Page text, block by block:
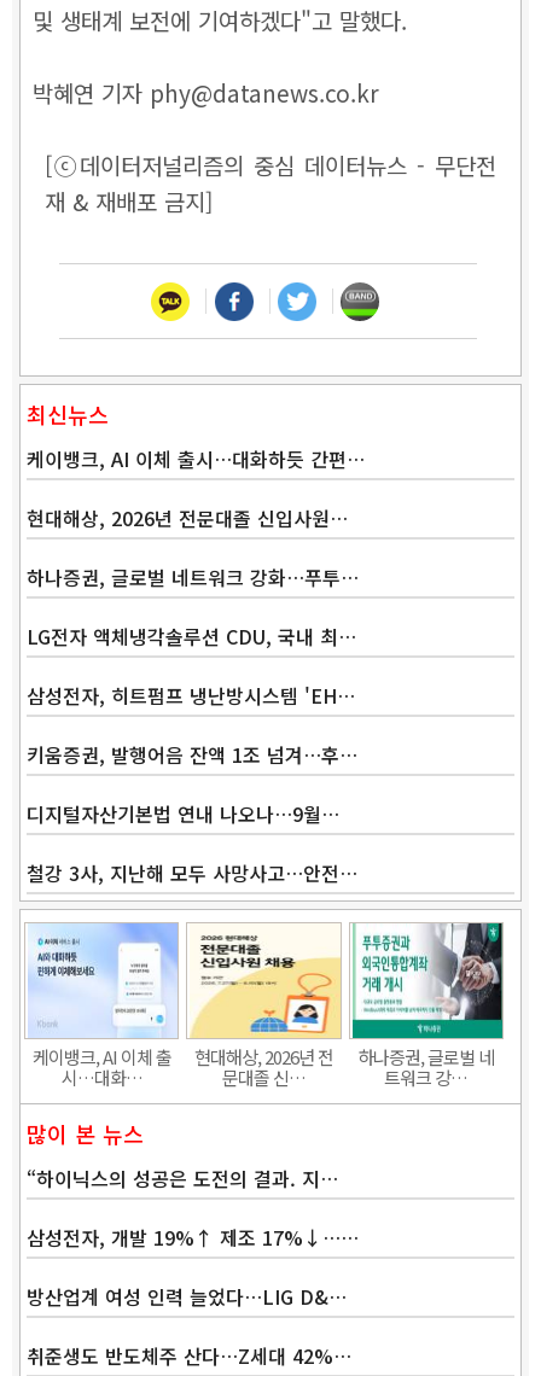
및 생태계 보전에 기여하겠다"고 말했다.
박혜연 기자 phy@datanews.co.kr
[ⓒ데이터저널리즘의 중심 데이터뉴스 - 무단전
재 & 재배포 금지]
최신뉴스
케이뱅크, AI 이체 출시…대화하듯 간편…
현대해상, 2026년 전문대졸 신입사원…
하나증권, 글로벌 네트워크 강화…푸투…
LG전자 액체냉각솔루션 CDU, 국내 최…
삼성전자, 히트펌프 냉난방시스템 'EH…
키움증권, 발행어음 잔액 1조 넘겨…후…
디지털자산기본법 연내 나오나…9월…
철강 3사, 지난해 모두 사망사고…안전…
케이뱅크, AI 이체 출
시…대화…
현대해상, 2026년 전
문대졸 신…
하나증권, 글로벌 네
트워크 강…
많이 본 뉴스
“하이닉스의 성공은 도전의 결과. 지…
삼성전자, 개발 19%↑ 제조 17%↓……
방산업계 여성 인력 늘었다…LIG D&…
취준생도 반도체주 산다…Z세대 42%…